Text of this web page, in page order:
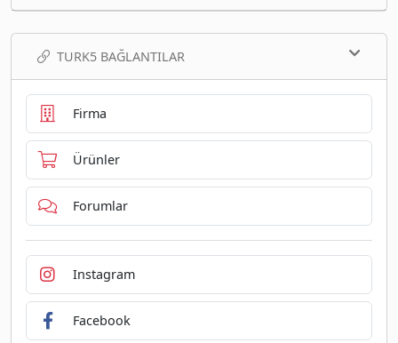
TURK5 BAĞLANTILAR
Firma
Ürünler
Forumlar
Instagram
Facebook